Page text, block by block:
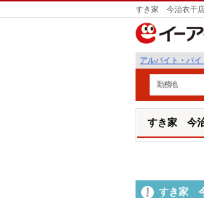
すき家 今治衣干店
アルバイト・バ
勤務地
すき家 今
すき家